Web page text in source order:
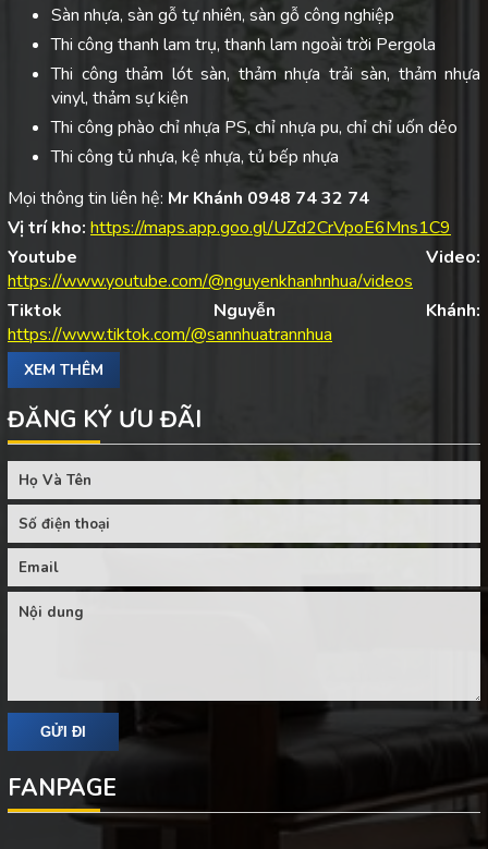
Sàn nhựa, sàn gỗ tự nhiên, sàn gỗ công nghiệp
Thi công thanh lam trụ, thanh lam ngoài trời Pergola
Thi công thảm lót sàn, thảm nhựa trải sàn, thảm nhựa
vinyl, thảm sự kiện
Thi công phào chỉ nhựa PS, chỉ nhựa pu, chỉ chỉ uốn dẻo
Thi công tủ nhựa, kệ nhựa, tủ bếp nhựa
Mọi thông tin liên hệ: Mr Khánh 0948 74 32 74
Vị trí kho: https://maps.app.goo.gl/UZd2CrVpoE6Mns1C9
Youtube Video:
https://www.youtube.com/@nguyenkhanhnhua/videos
Tiktok Nguyễn Khánh:
https://www.tiktok.com/@sannhuatrannhua
XEM THÊM
ĐĂNG KÝ ƯU ĐÃI
FANPAGE